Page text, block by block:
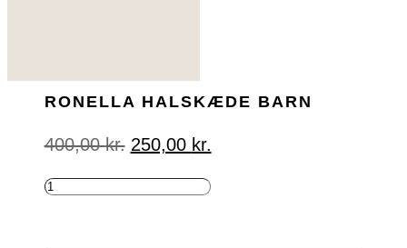
RONELLA HALSKÆDE BARN
400,00kr. Den
oprindelige
250,00 kr.aktuelle
er:
RONELLA